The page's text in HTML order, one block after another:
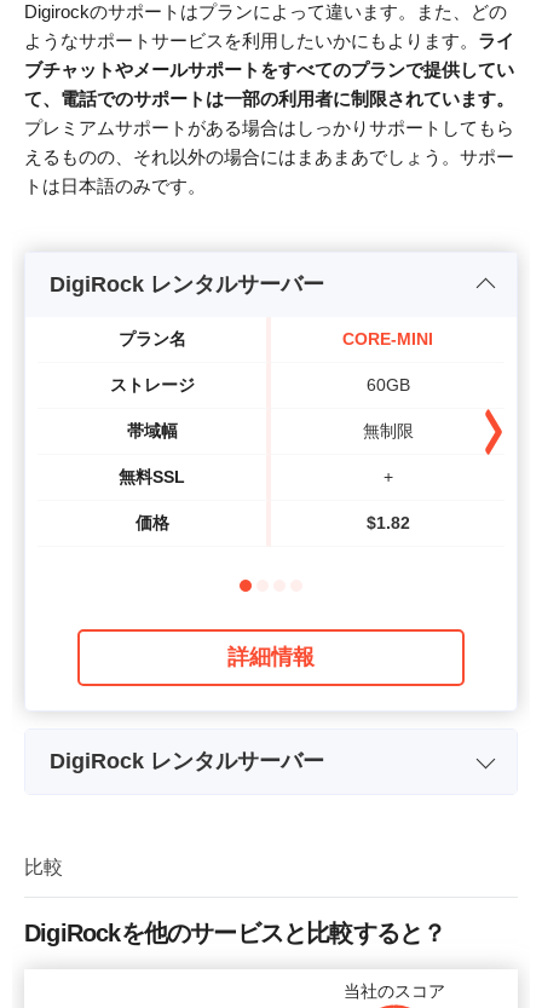
Digirockのサポートはプランによって違います。また、どの
ようなサポートサービスを利用したいかにもよります。 ライ
ブチャットやメールサポートをすべてのプランで提供してい
て、電話でのサポートは一部の利用者に制限されています。
プレミアムサポートがある場合はしっかりサポートしてもら
えるものの、それ以外の場合にはまあまあでしょう。サポー
トは日本語のみです。
DigiRock レンタルサーバー
プラン名
ストレージ
帯域幅
無料SSL
価格
CORE-MINI
60GB
無制限
+
$1.82
詳細情報
DigiRock レンタルサーバー
比較
DigiRockを他のサービスと比較すると？
当社のスコア